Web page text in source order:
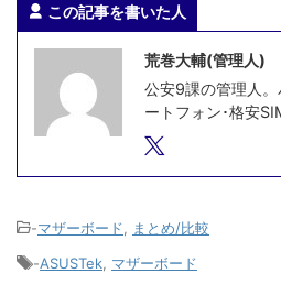
この記事を書いた人
荒巻大輔(管理人)
公安9課の管理人
ートフォン･格安
-マザーボード
まとめ/比較
-ASUSTek マザーボード